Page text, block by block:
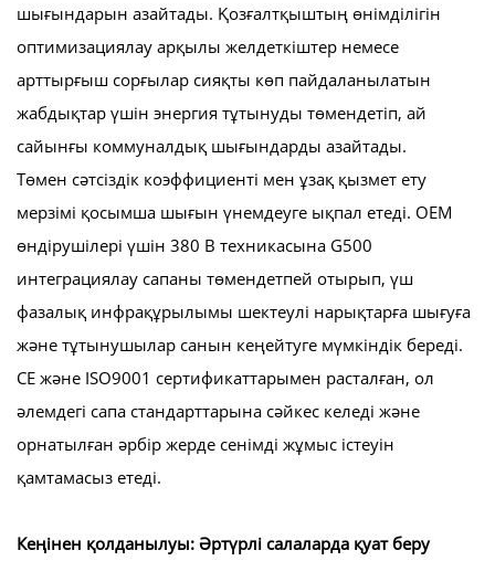
шығындарын азайтады. Қозғалтқыштың өнімділігін
оптимизациялау арқылы желдеткіштер немесе
арттырғыш сорғылар сияқты көп пайдаланылатын
жабдықтар үшін энергия тұтынуды төмендетіп, ай
сайынғы коммуналдық шығындарды азайтады.
Төмен сәтсіздік коэффициенті мен ұзақ қызмет ету
мерзімі қосымша шығын үнемдеуге ықпал етеді. OEM
өндірушілері үшін 380 В техникасына G500
интеграциялау сапаны төмендетпей отырып, үш
фазалық инфрақұрылымы шектеулі нарықтарға шығуға
және тұтынушылар санын кеңейтуге мүмкіндік береді.
CE және ISO9001 сертификаттарымен расталған, ол
әлемдегі сапа стандарттарына сәйкес келеді және
орнатылған әрбір жерде сенімді жұмыс істеуін
қамтамасыз етеді.
Кеңінен қолданылуы: Әртүрлі салаларда қуат беру